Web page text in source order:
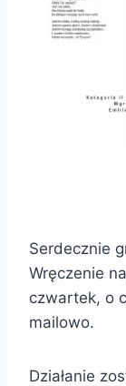
Serdecznie
Wręczenie
czwartek, o
mailowo.
Działanie